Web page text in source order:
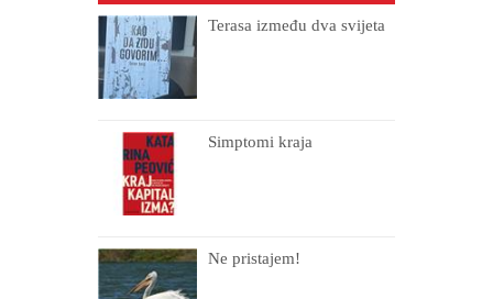
Terasa između dva svijeta
Simptomi kraja
Ne pristajem!